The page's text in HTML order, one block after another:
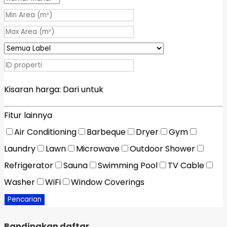
Kisaran harga: Dariuntuk
Fitur lainnya
Air Conditioning
Barbeque Dryer
Gym
Laundry
Lawn Microwave
Outdoor Shower
Refrigerator
Sauna Swimming Pool
TV Cable
Washer
WiFi Window Coverings
Pencarian